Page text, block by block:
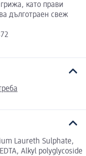
като прави
дълготраен свеж
Laureth Sulphate,
Alkyl polyglycоside